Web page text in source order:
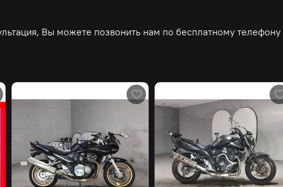
Вы можете позвонить нам по бесплатномутелефону